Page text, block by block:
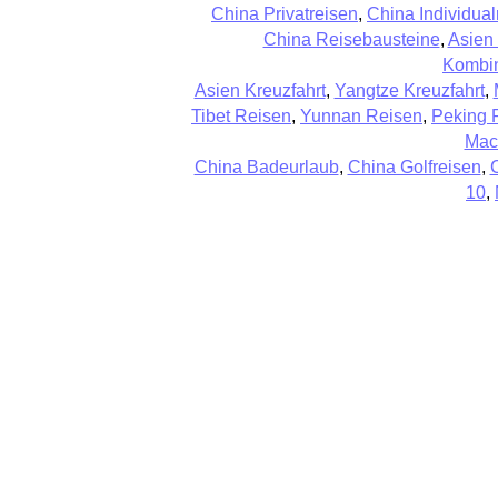
China Privatreisen, China
China Reisebausteine, Asien
Asien Kreuzfahrt, Yangtze Kreuzfahrt,
Tibet Reisen, Yunnan Reisen, Peking
China Badeurlaub, China Golfreisen,
10,